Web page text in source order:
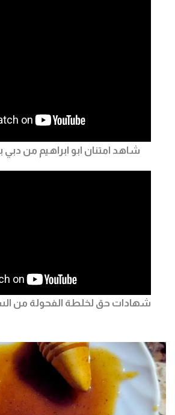
شاهد امتنان ابو ابراهيم من دبي
شهادات حق لخلطة الفحولة من